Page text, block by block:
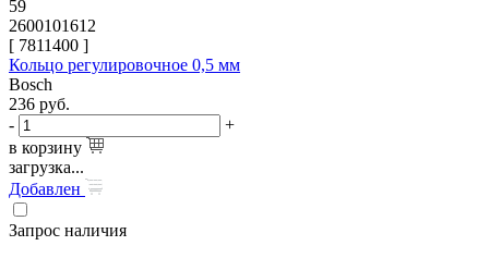
59
2600101612
[ 7811400 ]
Кольцо регулировочное 0,5 мм
Bosch
236 руб.
-
+
в корзину
загрузка...
Добавлен
Запрос наличия